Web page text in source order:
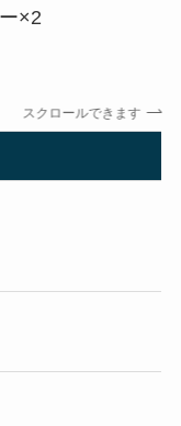
×2
スクロールできます